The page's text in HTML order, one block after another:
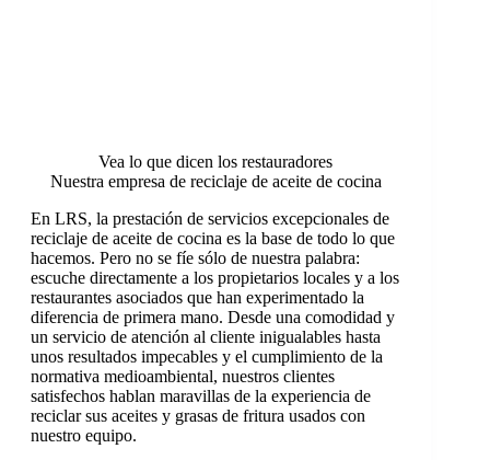
Vea lo que dicen los restauradores
Nuestra empresa de reciclaje de aceite de cocina
En LRS, la prestación de servicios excepcionales de
reciclaje de aceite de cocina es la base de todo lo que
hacemos. Pero no se fíe sólo de nuestra palabra:
escuche directamente a los propietarios locales y a los
restaurantes asociados que han experimentado la
diferencia de primera mano. Desde una comodidad y
un servicio de atención al cliente inigualables hasta
unos resultados impecables y el cumplimiento de la
normativa medioambiental, nuestros clientes
satisfechos hablan maravillas de la experiencia de
reciclar sus aceites y grasas de fritura usados con
nuestro equipo.